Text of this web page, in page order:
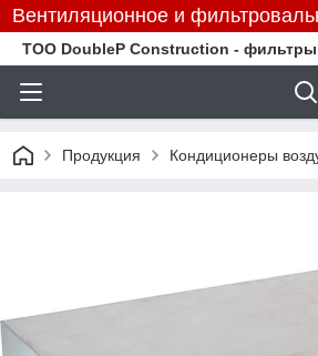
Вентиляционное и
TOO DoubleP Construction -
Продукция Кондиционеры